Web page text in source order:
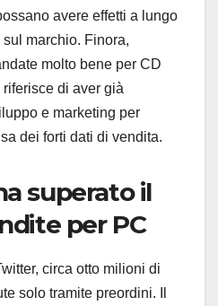
avere effetti a lungo
marchio. Finora,
molto bene per CD
di aver già
e marketing per
dei forti dati di vendita.
superato il
per PC
circa otto milioni di
solo tramite preordini. Il